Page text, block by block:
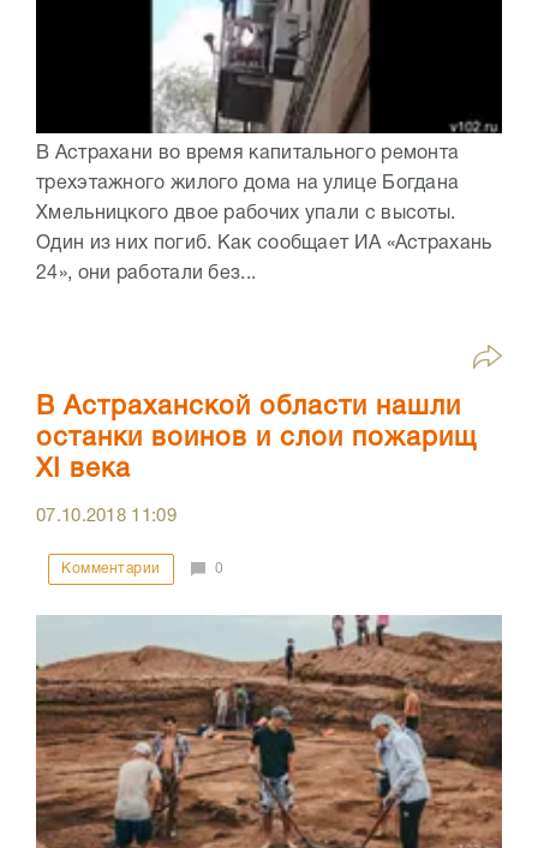
В Астрахани во время капитального ремонта
трехэтажного жилого дома на улице Богдана
Хмельницкого двое рабочих упали с высоты.
Один из них погиб. Как сообщает ИА «Астрахань
24», они работали без...
В Астраханской области нашли
останки воинов и слои пожарищ
XI века
07.10.2018 11:09
Комментарии 0